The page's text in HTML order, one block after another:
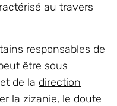
au travers
responsables de
être sous
et de la direction
la zizanie, le doute